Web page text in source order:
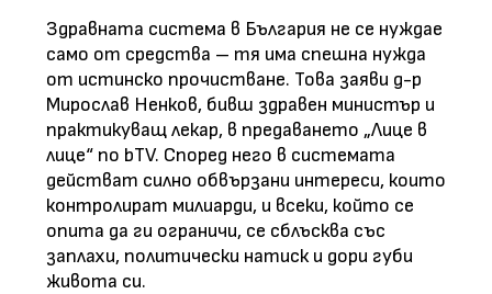
Здравната система в България не се нуждае
само от средства – тя има спешна нужда
от истинско прочистване. Това заяви д-р
Мирослав Ненков, бивш здравен министър и
практикуващ лекар, в предаването „Лице в
лице“ по bTV. Според него в системата
действат силно обвързани интереси, които
контролират милиарди, и всеки, който се
опита да ги ограничи, се сблъсква със
заплахи, политически натиск и дори губи
живота си.